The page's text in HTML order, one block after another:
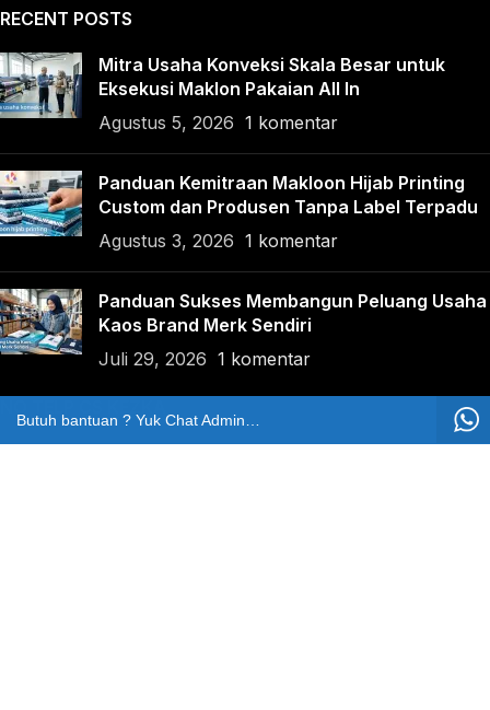
RECENT POSTS
Mitra Usaha Konveksi Skala Besar untuk
Eksekusi Maklon Pakaian All In
Agustus 5, 2026 1 komentar
Panduan Kemitraan Makloon Hijab Printing
Custom dan Produsen Tanpa Label Terpadu
Agustus 3, 2026 1 komentar
Panduan Sukses Membangun Peluang Usaha
Kaos Brand Merk Sendiri
Juli 29, 2026 1 komentar